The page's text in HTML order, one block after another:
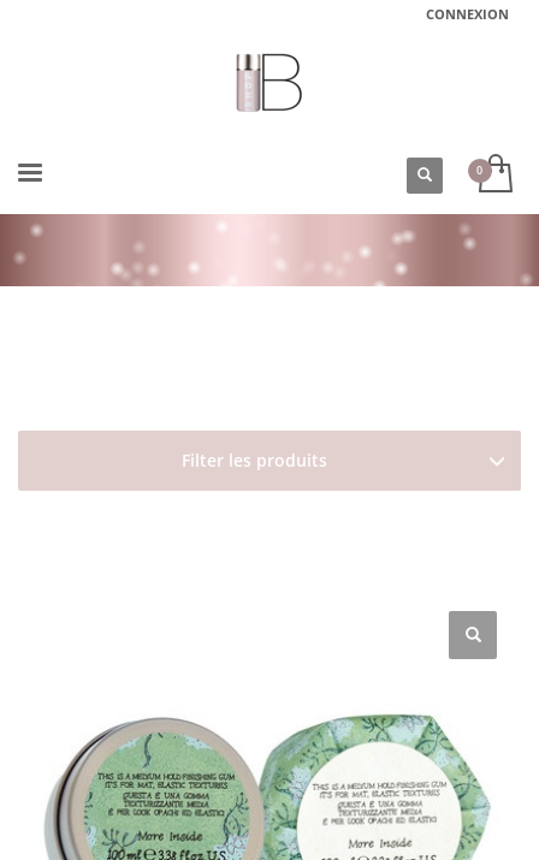
CONNEXION
Filter les produits